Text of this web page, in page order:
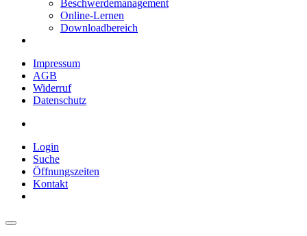
Beschwerdemanagement
Online-Lernen
Downloadbereich
Impressum
AGB
Widerruf
Datenschutz
Login
Suche
Öffnungszeiten
Kontakt